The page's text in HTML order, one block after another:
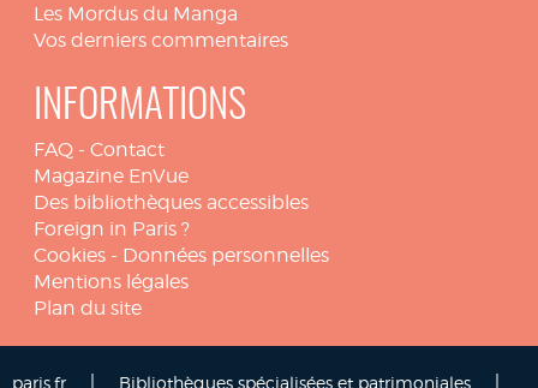
Les Mordus du Manga
Vos derniers commentaires
INFORMATIONS
FAQ - Contact
Magazine EnVue
Des bibliothèques accessibles
Foreign in Paris ?
Cookies - Données personnelles
Mentions légales
Plan du site
paris.fr Bibliothèques spécialisées et patrimoniales